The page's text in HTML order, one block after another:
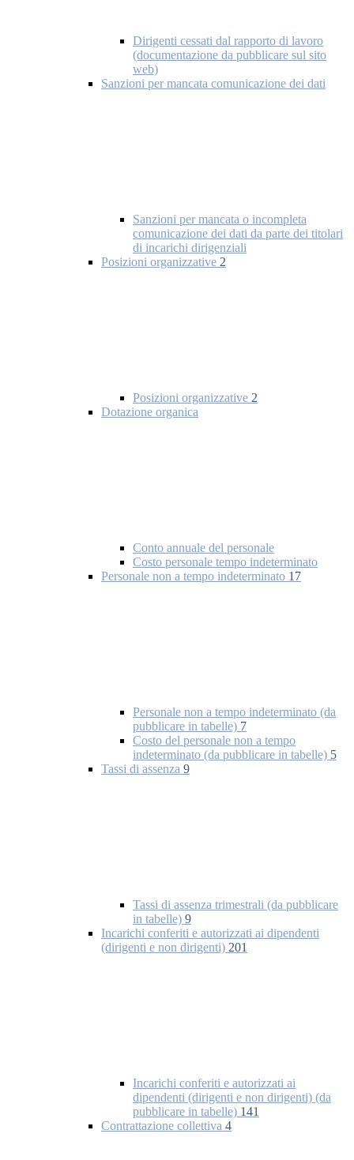
Dirigenti cessati dal rapporto di lavoro
(documentazione da pubblicare sul sito
web)
Sanzioni per mancata comunicazione dei dati
Sanzioni per mancata o incompleta
comunicazione dei dati da parte dei titolari
di incarichi dirigenziali
Posizioni organizzative 2
Posizioni organizzative 2
Dotazione organica
Conto annuale del personale
Costo personale tempo indeterminato
Personale non a tempo indeterminato 17
Personale non a tempo indeterminato (da
pubblicare in tabelle) 7
Costo del personale non a tempo
indeterminato (da pubblicare in tabelle) 5
Tassi di assenza 9
Tassi di assenza trimestrali (da pubblicare
in tabelle) 9
Incarichi conferiti e autorizzati ai dipendenti
(dirigenti e non dirigenti) 201
Incarichi conferiti e autorizzati ai
dipendenti (dirigenti e non dirigenti) (da
pubblicare in tabelle) 141
Contrattazione collettiva 4